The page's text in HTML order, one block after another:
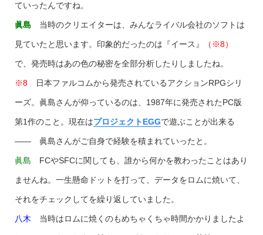
ていったんですね。
眞島 当時のクリエイターは、みんなライバル会社のソフトは
見ていたと思います。印象的だったのは『イース』 （※8）
で、発売時はあの色の秘密を全部分析したりしましたね。
※8日本ファルコムから発売されているアクションRPGシリ
ーズ。眞島さんが仰っているのは、1987年に発売されたPC版
第1作のこと。現在はプロジェクトEGGで遊ぶことが出来る
―― 眞島さんがご自身で経験を積まれていったと。
眞島 FCやSFCに関しても、誰から何かを教わったことはあり
ませんね。一生懸命ドットを打って、データをロムに焼いて、
それをチェックしてを繰り返していました。
八木 当時はロムに焼くのもめちゃくちゃ時間かかりましたよ